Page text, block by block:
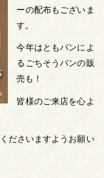
ーの配布もございま
す。
今年はともパンによ
るごちそうパンの販
売も！
皆様のご来店を心よ
ださいますようお願い